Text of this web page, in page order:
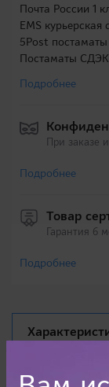
Почта России 1
EMS курьерская
5Post
Постаматы СДЭК
Подробнее
При заказе
Подробнее
Товар
Гарантия 6
Подробнее